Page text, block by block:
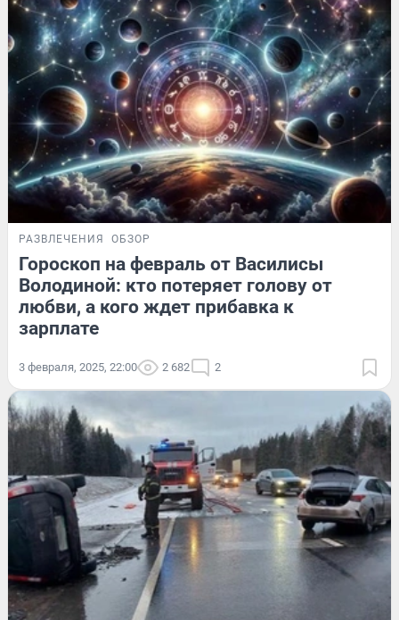
РАЗВЛЕЧЕНИЯ ОБЗОР
Гороскоп на февраль от Василисы
Володиной: кто потеряет голову от
любви, а кого ждет прибавка к
зарплате
3 февраля, 2025, 22:00 2 682 2